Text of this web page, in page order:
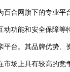
合网旗下的专业平台
动功能和安全保障等
平台。其品牌优势、
市场上具有较高的竞